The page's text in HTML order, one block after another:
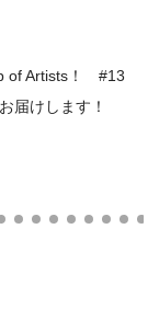
of Artists！ #13
届けします！